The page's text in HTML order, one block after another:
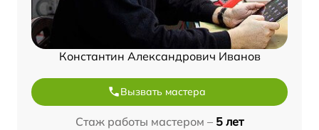
Константин Александрович Иванов
Вызвать мастера
Стаж работы мастером – 5 лет